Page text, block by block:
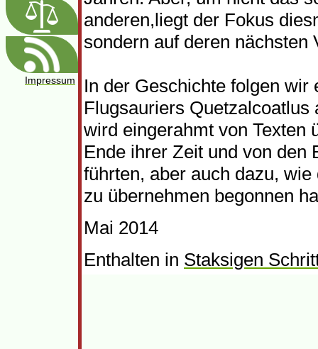
anderen,liegt der Fokus
sondern auf deren nächsten
In der Geschichte folgen
Flugsauriers
wird eingerahmt von Texten
Ende ihrer Zeit und von den
führten, aber auch dazu,
zu übernehmen begonnen
Mai 2014
Enthalten in Staksigen
Impressum